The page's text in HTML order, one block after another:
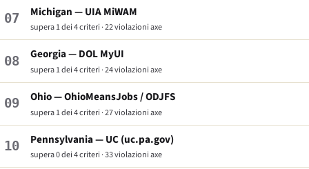
07 Michigan — UIA MiWAM
supera 1 dei 4 criteri · 22 violazioni axe
08 Georgia — DOL MyUI
supera 1 dei 4 criteri · 24 violazioni axe
09 Ohio — OhioMeansJobs / ODJFS
supera 1 dei 4 criteri · 27 violazioni axe
10 Pennsylvania — UC (uc.pa.gov)
supera 0 dei 4 criteri · 33 violazioni axe